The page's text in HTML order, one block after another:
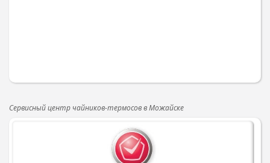
Сервисный центр чайников-термосов в Можайске